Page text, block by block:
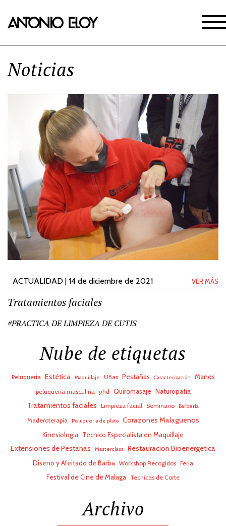
Noticias
ACTUALIDAD | 14 de diciembre de 2021 VER MÁS
Tratamientos faciales
#PRACTICA DE LIMPIEZA DE CUTIS
Nube de etiquetas
Peluquería Estética Maquillaje Uñas Pestañas Caracterización Manos
peluquería masculina ghd Quiromasaje Naturopatia
Tratamientos faciales Limpieza facial Seminario Barberia
Maderoterapia Peluqueria de plato Corazones Malaguenos
Kinesiologia Tecnico Especialista en Maquillaje
Extensiones de Pestanas Masterclass Restauracion Bioenergetica
Diseno y Afeitado de Barba Workshop Recogidos Feria
Festival de Cine de Malaga Tecnicas de Corte
Archivo